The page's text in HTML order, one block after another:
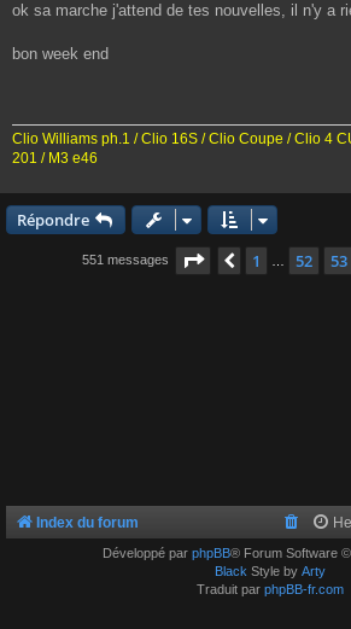
s
a
ok sa marche j'attend de tes nouvelles, il n'y a
bon week end
Clio Williams ph.1 / Clio 16S / Clio Coupe / Clio 4
201 / M3 e46
Répondre
551 messages Page 56 sur 56
Précédente
1 52 53
Index du forum
Développé par phpBB® Forum Software
Black Style by Arty
Traduit par phpBB-fr.com